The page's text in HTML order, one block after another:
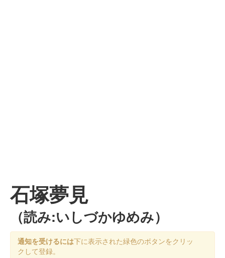
石塚夢見
（読み:いしづかゆめみ）
通知を受けるには下に表示された緑色のボタンをクリッ
クして登録。